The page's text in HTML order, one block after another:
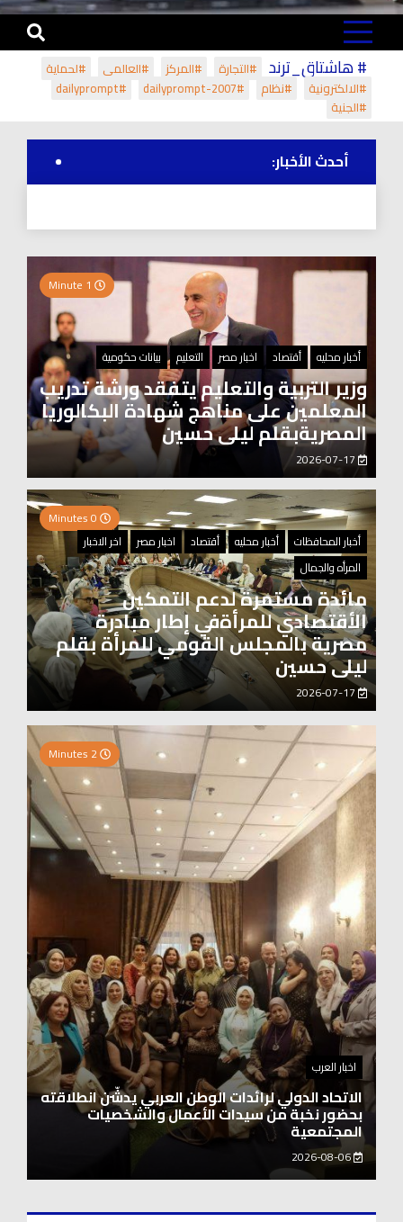
# هاشتاق_ترند #التجارة #المركز #العالمي
#لحماية
#الالكترونية
#نظام #dailyprompt-2007
#dailyprompt
#الجنية
أحدث الأخبار:
أخبار محليه أقتصاد اخبار مصر التعليم بيانات حكومية
وزير التربية والتعليم يتفقد ورشة تدريب
المعلمين على مناهج شهادة البكالوريا
المصريةبقلم ليلى حسين
أخبار المحافظات
أخبار محليه أقتصاد اخبار مصر
اخر الاخبار
المرأه والجمال
مائدة مستمرة لدعم التمكين
الأقتصادي للمرأةفي إطار مبادرة
مصرية بالمجلس القومي للمرأة بقلم
ليلى حسين
2026-07-17
اخبار العرب
اغنيتين وطنيتين جميلتين للفنان المايسترو ابراهيم
بركات
2026-08-06